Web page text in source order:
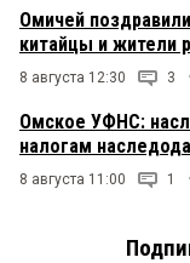
Омичей
китайцы и жители
8 августа 12:30 3
Омское УФНС:
налогам
8 августа 11:00 1